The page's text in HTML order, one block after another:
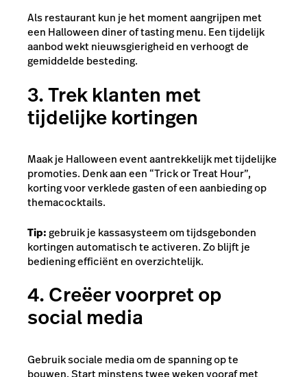
Als restaurant kun je het moment aangrijpen met
een Halloween diner of tasting menu. Een tijdelijk
aanbod wekt nieuwsgierigheid en verhoogt de
gemiddelde besteding.
3. Trek klanten met
tijdelijke kortingen
Maak je Halloween event aantrekkelijk met tijdelijke
promoties. Denk aan een “Trick or Treat Hour”,
korting voor verklede gasten of een aanbieding op
themacocktails.
Tip:gebruik je kassasysteem om tijdsgebonden
kortingen automatisch te activeren. Zo blijft je
bediening efficiënt en overzichtelijk.
4. Creëer voorpret op
social media
Gebruik sociale media om de spanning op te
bouwen. Start minstens twee weken vooraf met